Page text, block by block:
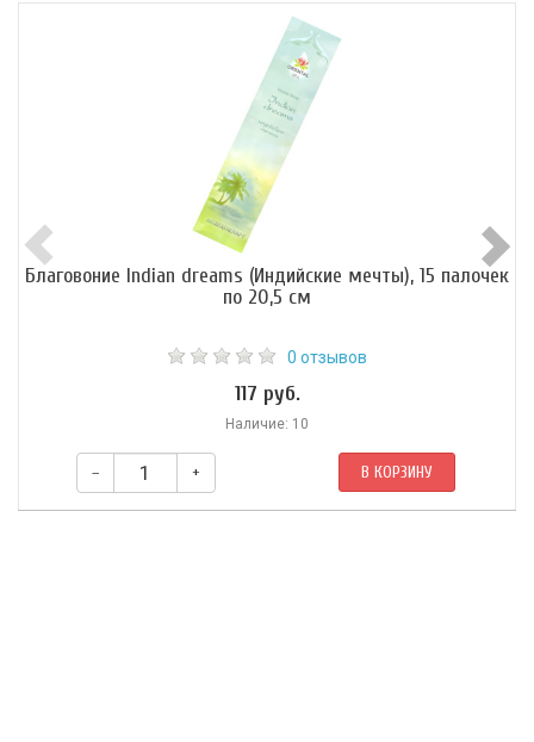
Благовоние Indian dreams (Индийские мечты), 15 палочек
по 20,5 см
0 отзывов
117 руб.
Наличие: 10
– + В КОРЗИНУ